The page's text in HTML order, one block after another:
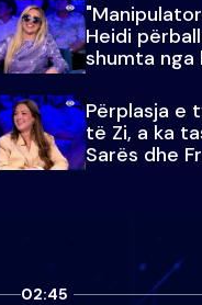
Heidi
shumta nga
Përplasja e
të Zi, a ka
Sarës dhe
02:45